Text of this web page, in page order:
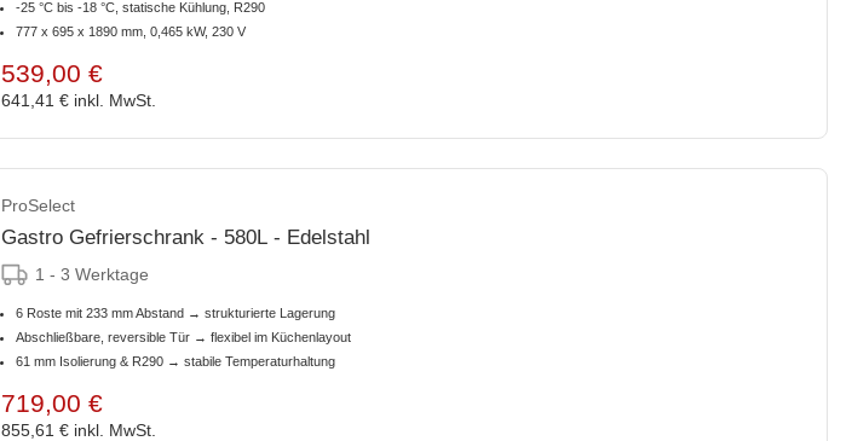
-25 °C bis -18 °C, statische Kühlung, R290
777 x 695 x 1890 mm, 0,465 kW, 230 V
539,00 €
641,41 € inkl. MwSt.
ProSelect
Gastro Gefrierschrank - 580L - Edelstahl
1 - 3 Werktage
6 Roste mit 233 mm Abstand → strukturierte Lagerung
Abschließbare, reversible Tür → flexibel im Küchenlayout
61 mm Isolierung & R290 → stabile Temperaturhaltung
719,00 €
855,61 € inkl. MwSt.